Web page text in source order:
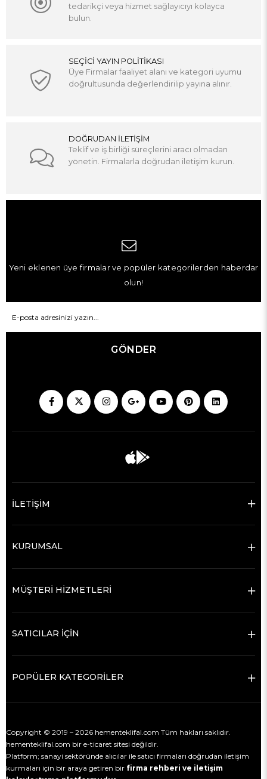
tedarikçi veya hizmet sağlayıcıyı kolayca
bulun.
SEÇİCİ YAYIN POLİTİKASI
Üye Firmalar faaliyet alanı ve kategori uyumu
doğrultusunda değerlendirilip yayına alınır.
DOĞRUDAN İLETİŞİM
Teklif ve iş birliği süreçlerini aracı olmadan
yönetin. Firmalarla doğrudan iletişim kurun.
Yeni eklenen üye firmalar ve popüler kategorilerden haberdar
olun!
GÖNDER
İLETİŞİM
KURUMSAL
MÜŞTERİ HİZMETLERİ
SATICILAR İÇİN
POPÜLER KATEGORİLER
Copyright © 2019 – 2026 hementeklifal.com Tüm hakları saklıdır.
hementeklifal.com bir e-ticaret sitesi değildir.
Platform; sanayi sektöründe alıcılar ile satıcı firmaları doğrudan iletişim
kurmaları için bir araya getiren bir firma rehberi ve iletişim